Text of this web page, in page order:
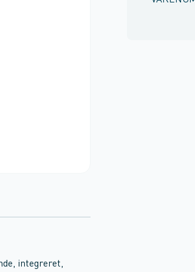
integreret,